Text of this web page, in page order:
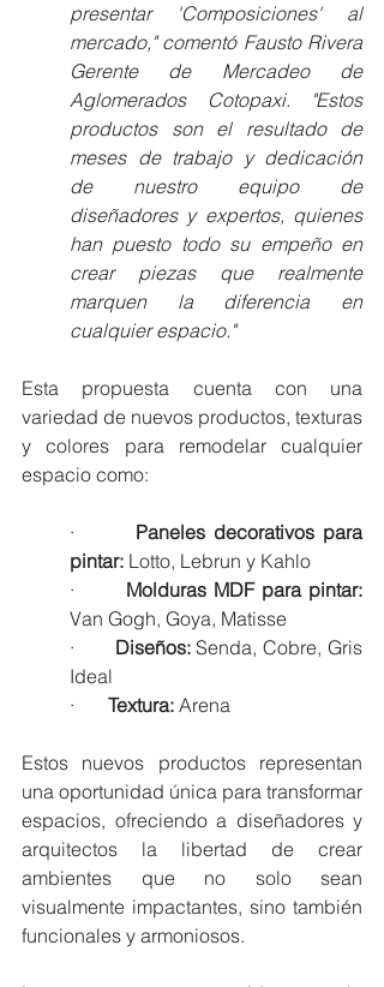
presentar 'Composiciones' al
mercado," comentó Fausto Rivera
Gerente de Mercadeo de
Aglomerados Cotopaxi. "Estos
productos son el resultado de
meses de trabajo y dedicación
de nuestro equipo de
diseñadores y expertos, quienes
han puesto todo su empeño en
crear piezas que realmente
marquen la diferencia en
cualquier espacio."
Esta propuesta cuenta con una
variedad de nuevos productos, texturas
y colores para remodelar cualquier
espacio como:
· Paneles decorativos para
pintar: Lotto, Lebrun y Kahlo
·
Van Gogh, Goya, Matisse
· Diseños: Senda, Cobre, Gris
Ideal
· Textura: Arena
Estos nuevos productos representan
una oportunidad única para transformar
espacios, ofreciendo a diseñadores y
arquitectos la libertad de crear
ambientes que no solo sean
visualmente impactantes, sino también
funcionales y armoniosos.